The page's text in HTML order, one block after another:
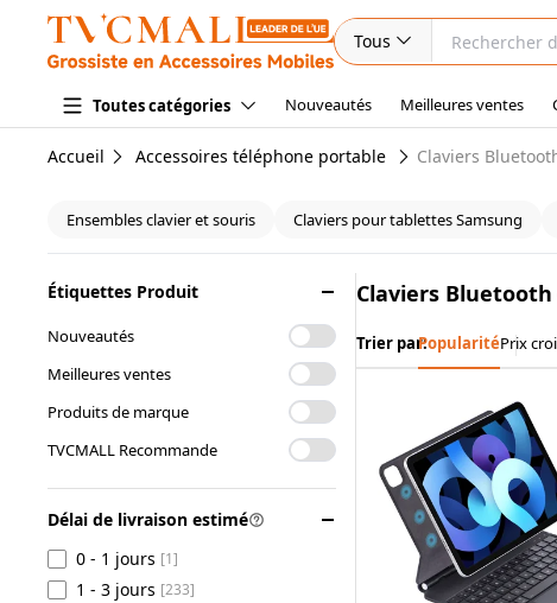
Tous
Toutes catégories Nouveautés Meilleures ventes
Accueil Accessoires téléphone portable Claviers
Ensembles clavier et souris Claviers pour tablettes Samsung
Étiquettes Produit
Nouveautés
Meilleures ventes
Produits de marque
TVCMALL Recommande
Délai de livraison estimé
0 - 1 jours [1]
1 - 3 jours [233]
Claviers Bluetooth
Trier par:PopularitéPrix